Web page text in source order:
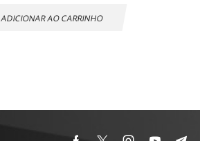
ADICIONAR AO CARRINHO